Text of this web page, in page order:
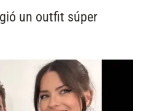
un outfit súper